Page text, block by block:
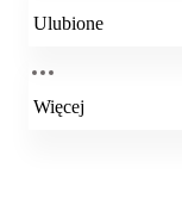
Ulubione
Więcej